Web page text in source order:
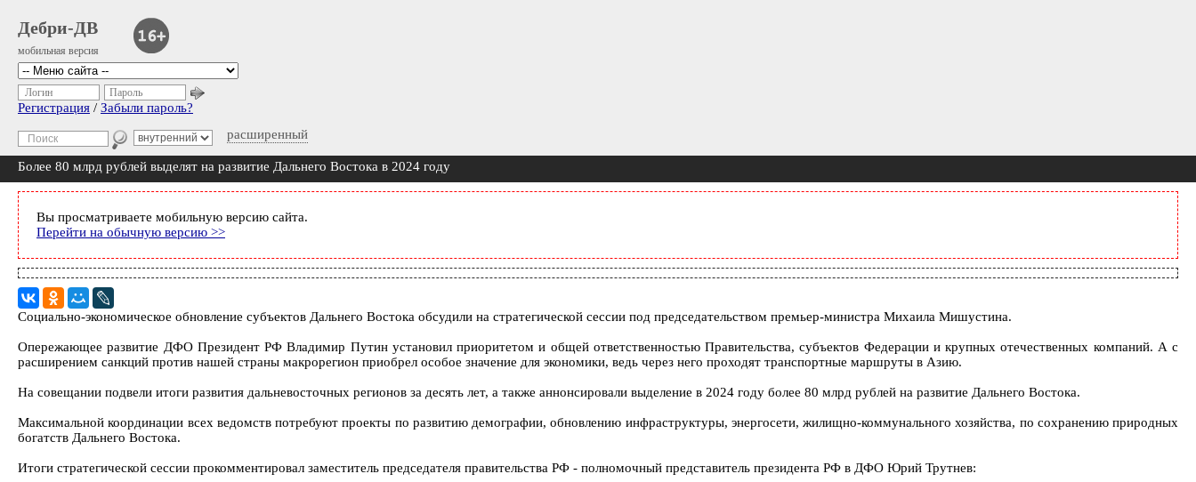
Дебри-ДВ
мобильная версия
расширенный
Логин Пароль
Регистрация / Забыли пароль?
Более 80 млрд рублей выделят на развитие Дальнего Востока в 2024 году
Вы просматриваете мобильную версию сайта.
Перейти на обычную версию >>
Социально-экономическое обновление субъектов Дальнего Востока обсудили на стратегической сессии под председательством премьер-министра Михаила Мишустина.
Опережающее развитие ДФО Президент РФ Владимир Путин установил приоритетом и общей ответственностью Правительства, субъектов Федерации и крупных отечественных компаний. А с
расширением санкций против нашей страны макрорегион приобрел особое значение для экономики, ведь через него проходят транспортные маршруты в Азию.
На совещании подвели итоги развития дальневосточных регионов за десять лет, а также аннонсировали выделение в 2024 году более 80 млрд рублей на развитие Дальнего Востока.
Максимальной координации всех ведомств потребуют проекты по развитию демографии, обновлению инфраструктуры, энергосети, жилищно-коммунального хозяйства, по сохранению природных
богатств Дальнего Востока.
Итоги стратегической сессии прокомментировал заместитель председателя правительства РФ - полномочный представитель президента РФ в ДФО Юрий Трутнев: